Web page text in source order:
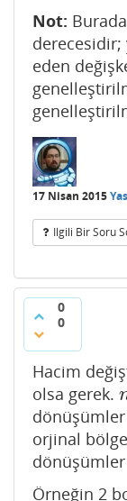
Not: Burada
eden
17 Nisan 2015
Ilgili Bir Soru
0
0
Hacim
olsa gerek.
orjinal
Örneğin 2